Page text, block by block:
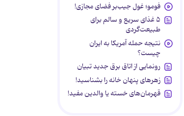
فومو؛ غول جیب‌بر فضای مجازی!
۵ غذای سریع و سالم برای
طبیعت‌گردی
نتیجه حمله آمریکا به ایران
چیست؟
رونمایی از اتاق برق جدید تبیان
زهرهای پنهان خانه را بشناسید!
قهرمان‌های خسته یا والدین مفید!